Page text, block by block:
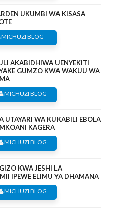
UKUMBI WA KISASA
MICHUZI BLOG
AKABIDHIWA UENYEKITI
GUMZO KWA WAKUU WA
MICHUZI BLOG
UTAYARI WA KUKABILI EBOLA
KAGERA
MICHUZI BLOG
KWA JESHI LA
IPEWE ELIMU YA DHAMANA
MICHUZI BLOG